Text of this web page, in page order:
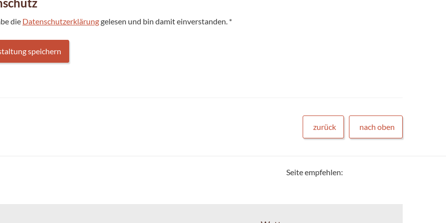
die Datenschutzerklärunggelesen und bin damit einverstanden. *
zurück nach oben
Seite empfehlen: